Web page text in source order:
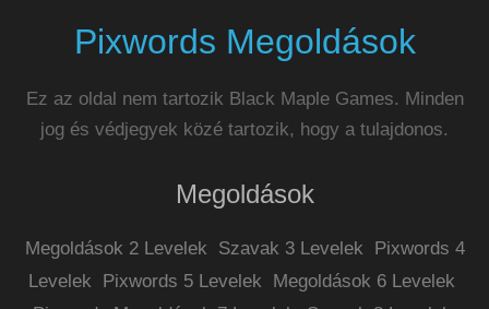
Pixwords Megoldások
Ez az oldal nem tartozik Black Maple Games. Minden
jog és védjegyek közé tartozik, hogy a tulajdonos.
Megoldások
Megoldások 2 Levelek Szavak 3 Levelek
Pixwords 4
Levelek
Pixwords 5 Levelek
Megoldások 6 Levelek